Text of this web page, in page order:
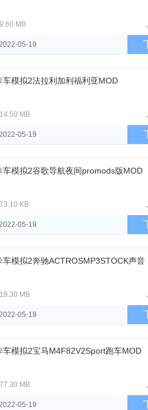
MB
05-19
车模拟2法拉利加利福利亚MOD
MB
05-19
车模拟2谷歌导航夜间promods版MOD
KB
05-19
车模拟2奔驰ACTROSMP3STOCK声音
MB
05-19
车模拟2宝马M4F82V2Sport跑车MOD
MB
05-19